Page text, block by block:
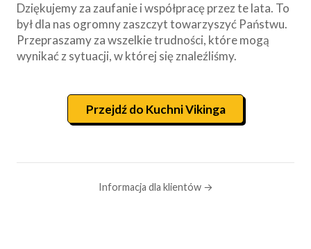
Dziękujemy za zaufanie i współpracę przez te lata. To
był dla nas ogromny zaszczyt towarzyszyć Państwu.
Przepraszamy za wszelkie trudności, które mogą
wynikać z sytuacji, w której się znaleźliśmy.
Przejdź do Kuchni Vikinga
Informacja dla klientów →